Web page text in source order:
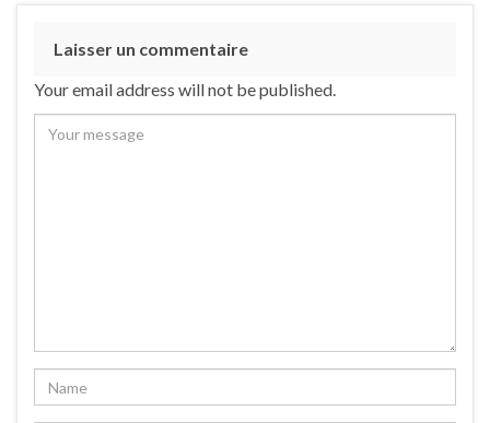
Laisser un commentaire
Your email address will not be published.